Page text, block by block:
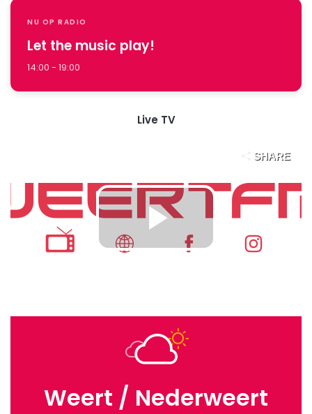
NU OP RADIO
Let the music play!
14:00 - 19:00
Live TV
Weert / Nederweert